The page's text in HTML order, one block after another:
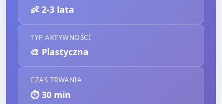
👶 2-3 lata
TYP AKTYWNOŚCI
🎨 Plastyczna
CZAS TRWANIA
⏱️30 min